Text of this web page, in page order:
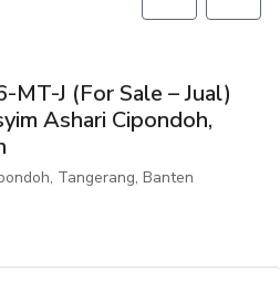
J (For Sale – Jual)
Ashari Cipondoh,
Tangerang, Banten